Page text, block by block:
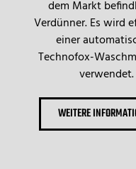
dem Markt
Verdünner. Es wird
einer
Technofox-
verwendet.
WEITERE